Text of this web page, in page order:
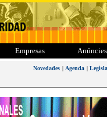
Empresas
Novedades | Agenda |